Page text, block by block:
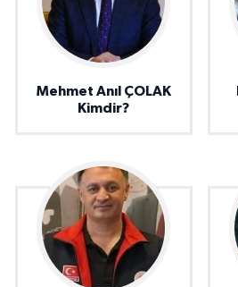
Mehmet Anıl ÇOLAK
Kimdir?